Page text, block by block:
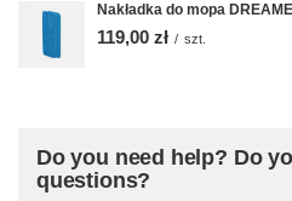
Nakładka do mopa
119,00 zł / szt.
Do you need help? Do
questions?